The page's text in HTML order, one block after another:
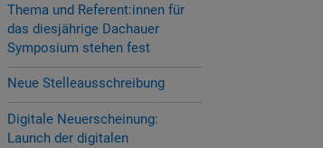
Thema und Referent:innen für
das diesjährige Dachauer
Symposium stehen fest
Neue Stelleausschreibung
Digitale Neuerscheinung:
Launch der digitalen